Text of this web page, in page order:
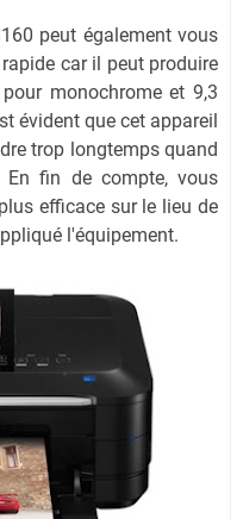
peut également vous
car il peut produire
monochrome et 9,3
évident que cet appareil
trop longtemps quand
fin de compte, vous
efficace sur le lieu de
l'équipement.